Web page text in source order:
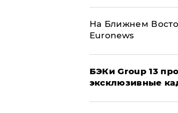
На Ближнем
Euronews
​БЭКи Group 13
эксклюзивные